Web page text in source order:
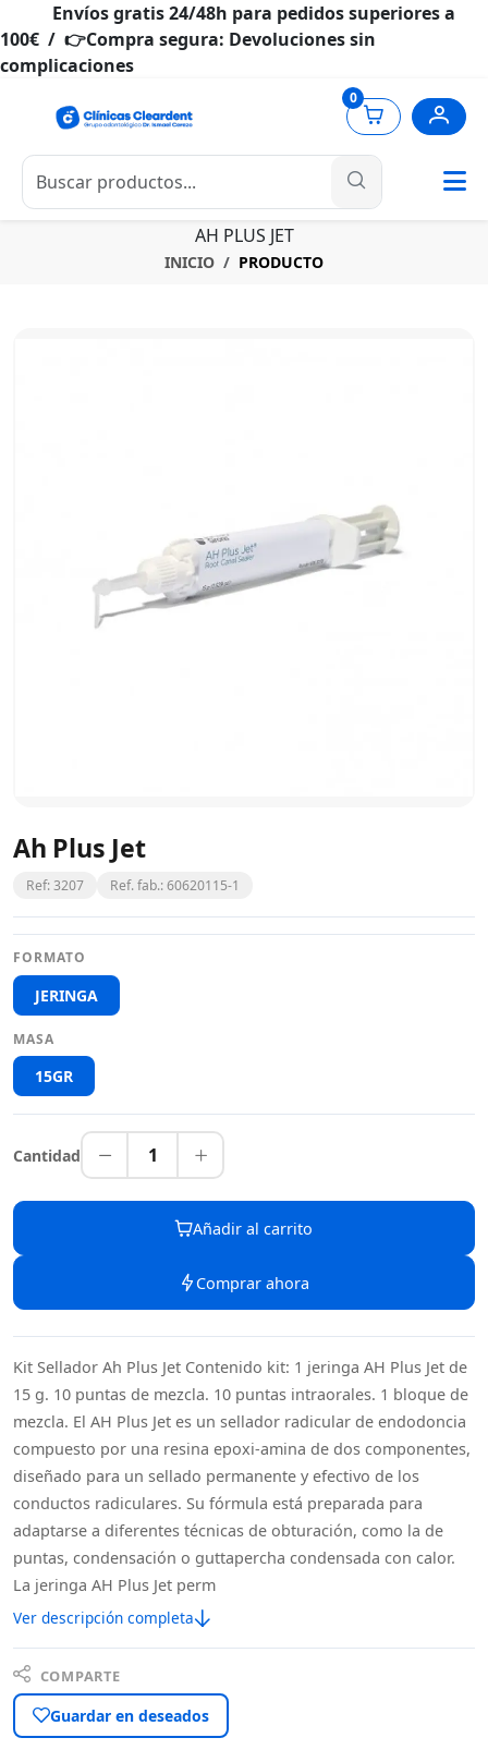
Envíos gratis 24/48h para pedidos superiores a
100€ / 👉Compra segura: Devoluciones sin
complicaciones
0
AH PLUS JET
INICIO PRODUCTO
Ah Plus Jet
Ref: 3207 Ref. fab.: 60620115-1
FORMATO
JERINGA
MASA
15GR
Cantidad 1
Añadir al carrito
Comprar ahora
Kit Sellador Ah Plus Jet Contenido kit: 1 jeringa AH Plus Jet de
15 g. 10 puntas de mezcla. 10 puntas intraorales. 1 bloque de
mezcla. El AH Plus Jet es un sellador radicular de endodoncia
compuesto por una resina epoxi-amina de dos componentes,
diseñado para un sellado permanente y efectivo de los
conductos radiculares. Su fórmula está preparada para
adaptarse a diferentes técnicas de obturación, como la de
puntas, condensación o guttapercha condensada con calor.
La jeringa AH Plus Jet perm
Ver descripción completa
COMPARTE
Guardar en deseados